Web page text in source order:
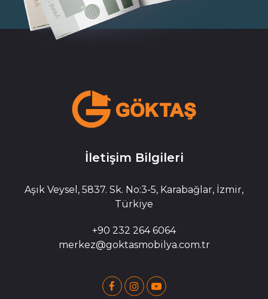
İletişim Bilgileri
Aşık Veysel, 5837. Sk. No:3-5, Karabağlar, İzmir,
Türkiye
+90 232 264 6064
merkez@goktasmobilya.com.tr